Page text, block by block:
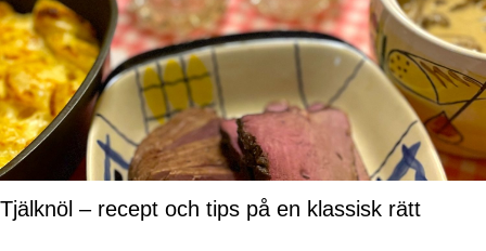
Tjälknöl – recept och tips på en klassisk rätt